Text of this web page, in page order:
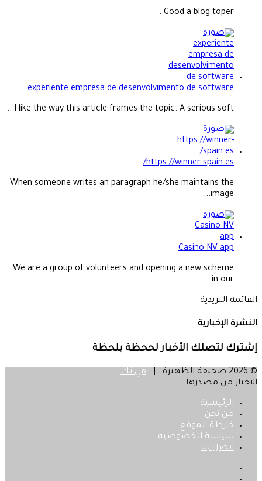
Good a blog toper...
experiente empresa de desenvolvimento de software
I like the way this article frames the topic. A serious soft...
https://winner-spain.es/
When someone writes an paragraph he/she maintains the
image...
Casino NV app
We are a group of volunteers and opening a new scheme
in our...
القائمة البريدية
النشرة الإخبارية
إشترك لتصلك الأخبار لححظة بلحظة
© 2026 صحيفة الظهيرة |
مي تك
الاخبار من مصدرها
الرئيسية
من نحن
خارطة الموقع
سياسة الخصوصية
اتصل بنا